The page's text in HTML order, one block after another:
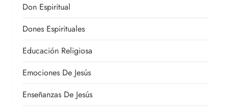
Don Espiritual
Dones Espirituales
Educación Religiosa
Emociones De Jesús
Enseñanzas De Jesús